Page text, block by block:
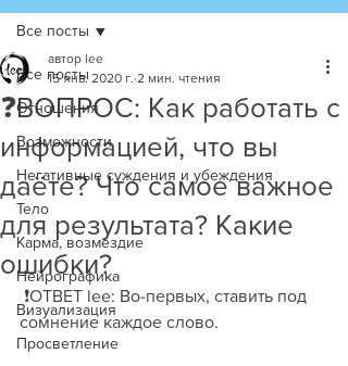
Все посты
Отношения
Возможности
Негативные суждения и убеждения
Тело
Карма, возмездие
Нейрографика
Визуализация
Просветление
Все посты
❓ВОПРОС: Как работать с
информацией, что вы
даёте? Что самое важное
для результата? Какие
ошибки?
автор lee
15 янв. 2020 г. 2 мин. чтения
сомнение каждое слово.